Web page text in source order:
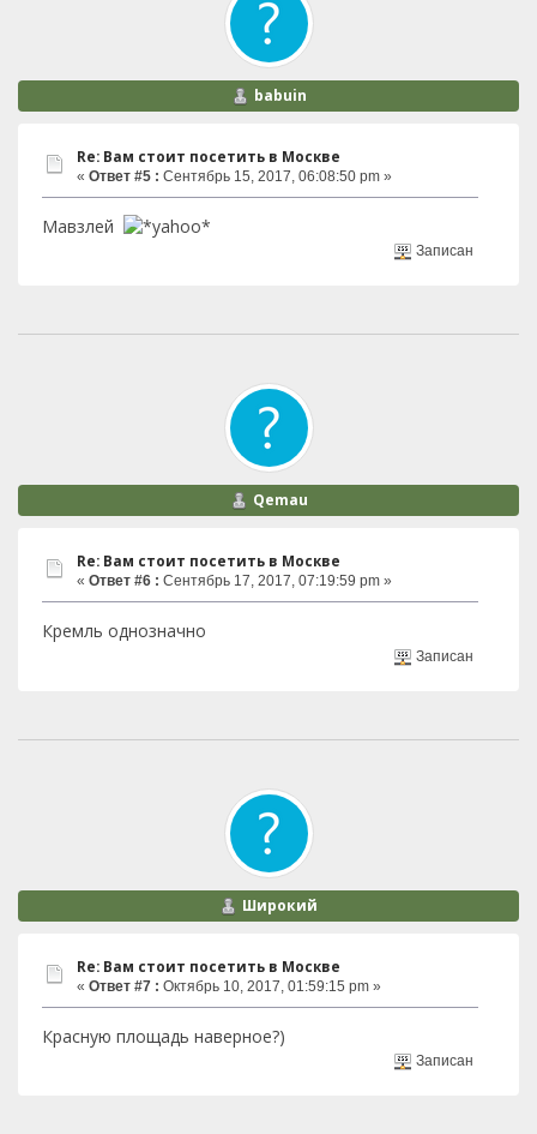
babuin
Re: Вам стоит посетить в Москве
« Ответ #5 : Сентябрь 15, 2017, 06:08:50 pm »
Мавзлей
Записан
Qemau
Re: Вам стоит посетить в Москве
« Ответ #6 : Сентябрь 17, 2017, 07:19:59 pm »
Кремль однозначно
Записан
Широкий
Re: Вам стоит посетить в Москве
« Ответ #7 : Октябрь 10, 2017, 01:59:15 pm »
Красную площадь наверное?)
Записан